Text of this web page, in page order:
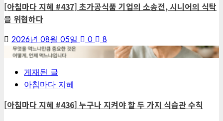
[아침마다 지혜 #437] 초가공식품 기업의 소송전, 시니어의 식탁
을 위협하다
2026년 08월 05일 0
8
게재된 글
아침마다 지혜
[아침마다 지혜 #436] 누구나 지켜야 할 두 가지 식습관 수칙